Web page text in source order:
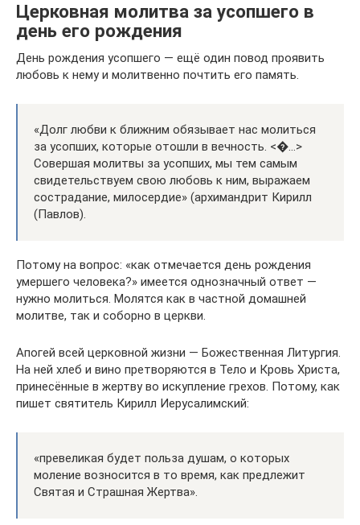
Церковная молитва за усопшего в
день его рождения
День рождения усопшего — ещё один повод проявить
любовь к нему и молитвенно почтить его память.
«Долг любви к ближним обязывает нас молиться
за усопших, которые отошли в вечность. <�…>
Совершая молитвы за усопших, мы тем самым
свидетельствуем свою любовь к ним, выражаем
сострадание, милосердие» (архимандрит Кирилл
(Павлов).
Потому на вопрос: «как отмечается день рождения
умершего человека?» имеется однозначный ответ —
нужно молиться. Молятся как в частной домашней
молитве, так и соборно в церкви.
Апогей всей церковной жизни — Божественная Литургия.
На ней хлеб и вино претворяются в Тело и Кровь Христа,
принесённые в жертву во искупление грехов. Потому, как
пишет святитель Кирилл Иерусалимский:
«превеликая будет польза душам, о которых
моление возносится в то время, как предлежит
Святая и Страшная Жертва».